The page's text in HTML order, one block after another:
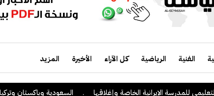
الفنية الرياضية كل الآراء الأخيرة المزيد
الإيرانية الخاصة وإغلاقها . السعودية وباكستان وتركيا توقع